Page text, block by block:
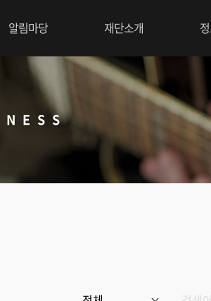
알림마당 재단소개